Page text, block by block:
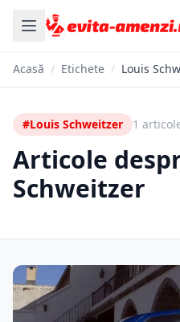
Acasă / Etichete / Louis
#Louis Schweitzer 1
Articole
Schweitzer